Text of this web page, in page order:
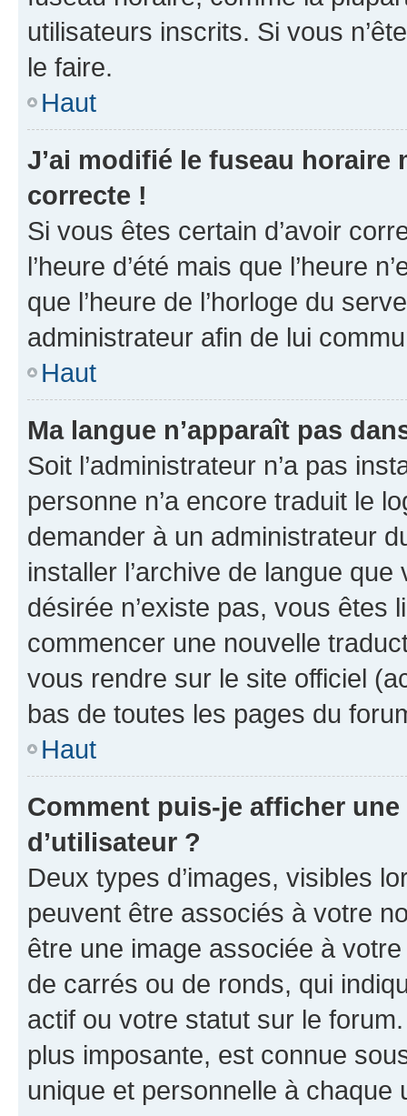
utilisateurs inscrits. Si vous
le faire.
Haut
J’ai modifié le fuseau horaire
correcte !
Si vous êtes certain d’avoir
l’heure d’été mais que l’heure
que l’heure de l’horloge du
administrateur afin de lui
Haut
Ma langue n’apparaît pas
Soit l’administrateur n’a pas
personne n’a encore traduit le
demander à un administrateur
installer l’archive de langue
désirée n’existe pas, vous êtes
commencer une nouvelle
vous rendre sur le site officiel
bas de toutes les pages du
Haut
Comment puis-je afficher
d’utilisateur ?
Deux types d’images, visibles
peuvent être associés à votre
être une image associée à
de carrés ou de ronds, qui
actif ou votre statut sur le
plus imposante, est connue
unique et personnelle à chaque